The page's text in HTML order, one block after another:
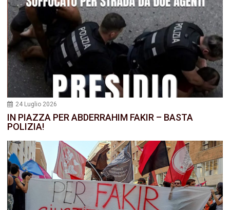
24 Luglio 2026
IN PIAZZA PER ABDERRAHIM FAKIR – BASTA
POLIZIA!